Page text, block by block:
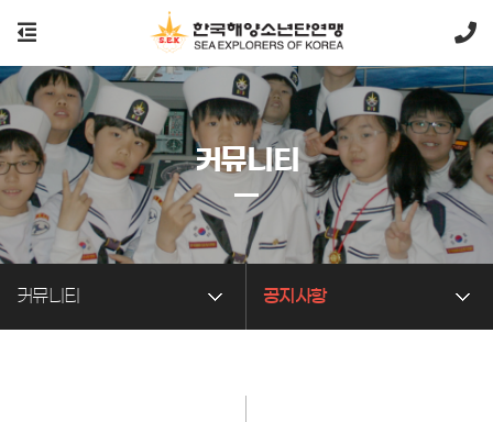
커뮤니티 공지사항
커뮤니티